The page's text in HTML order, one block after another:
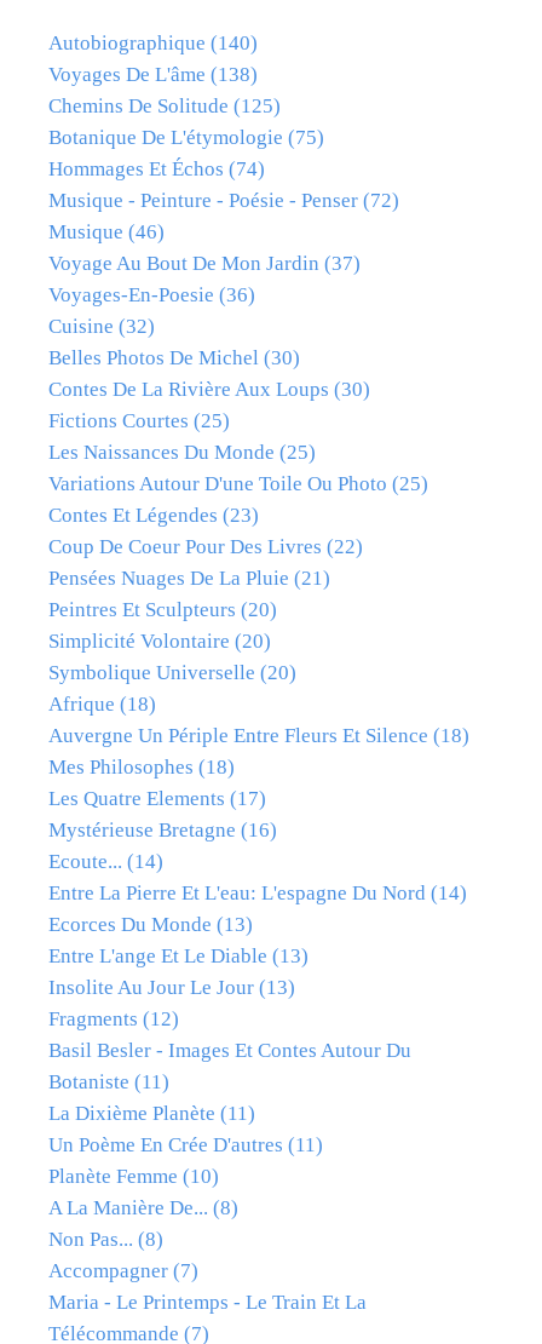
Autobiographique (140)
Voyages De L'âme (138)
Chemins De Solitude (125)
Botanique De L'étymologie (75)
Hommages Et Échos (74)
Musique - Peinture - Poésie - Penser (72)
Musique (46)
Voyage Au Bout De Mon Jardin (37)
Voyages-En-Poesie (36)
Cuisine (32)
Belles Photos De Michel (30)
Contes De La Rivière Aux Loups (30)
Fictions Courtes (25)
Les Naissances Du Monde (25)
Variations Autour D'une Toile Ou Photo (25)
Contes Et Légendes (23)
Coup De Coeur Pour Des Livres (22)
Pensées Nuages De La Pluie (21)
Peintres Et Sculpteurs (20)
Simplicité Volontaire (20)
Symbolique Universelle (20)
Afrique (18)
Auvergne Un Périple Entre Fleurs Et Silence (18)
Mes Philosophes (18)
Les Quatre Elements (17)
Mystérieuse Bretagne (16)
Ecoute... (14)
Entre La Pierre Et L'eau: L'espagne Du Nord (14)
Ecorces Du Monde (13)
Entre L'ange Et Le Diable (13)
Insolite Au Jour Le Jour (13)
Fragments (12)
Basil Besler - Images Et Contes Autour Du
Botaniste (11)
La Dixième Planète (11)
Un Poème En Crée D'autres (11)
Planète Femme (10)
A La Manière De... (8)
Non Pas... (8)
Accompagner (7)
Maria - Le Printemps - Le Train Et La
Télécommande (7)